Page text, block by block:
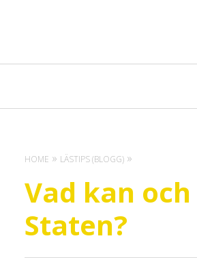
HOME LÄSTIPS (BLOGG)
Vad kan
Staten?